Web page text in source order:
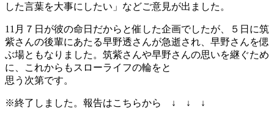
した言葉を大事にしたい」などご意見が出ました。
11月７日が彼の命日だからと催した企画でしたが、５日に筑
紫さんの後輩にあたる早野透さんが急逝され、早野さんを偲
ぶ場ともなりました。筑紫さんや早野さんの思いを継ぐため
に、これからもスローライフの輪をと
思う次第です。
※終了しました。報告はこちらから ↓ ↓ ↓